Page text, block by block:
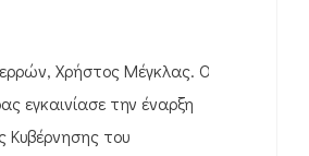
Χρήστος Μέγκλας. Ο
εγκαινίασε την έναρξη
Κυβέρνησης του